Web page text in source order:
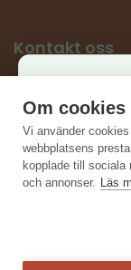
Om cookies
Vi använder
webbplatsens
kopplade till sociala
och annonser. Läs
Kontakt oss
Auta
kyselyyn.